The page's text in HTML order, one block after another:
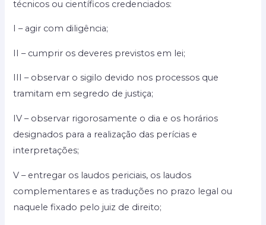
técnicos ou científicos credenciados:
I – agir com diligência;
II – cumprir os deveres previstos em lei;
III – observar o sigilo devido nos processos que
tramitam em segredo de justiça;
IV – observar rigorosamente o dia e os horários
designados para a realização das perícias e
interpretações;
V – entregar os laudos periciais, os laudos
complementares e as traduções no prazo legal ou
naquele fixado pelo juiz de direito;